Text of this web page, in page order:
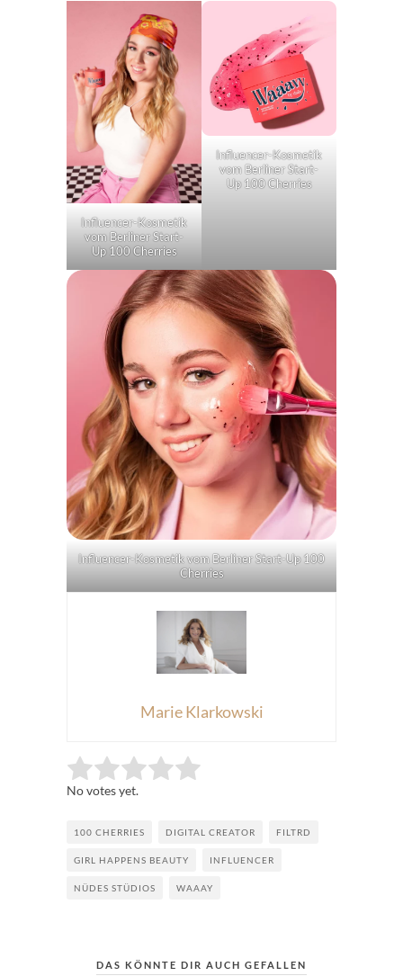
Influencer-Kosmetik
vom Berliner Start-
Up 100 Cherries
Influencer-Kosmetik
vom Berliner Start-
Up 100 Cherries
Influencer-Kosmetik vom Berliner Start-Up 100
Cherries
Marie Klarkowski
Rate this item: Submit Rating
No votes yet.
100 CHERRIES DIGITAL CREATOR FILTRD
GIRL HAPPENS BEAUTY INFLUENCER
NÜDES STÜDIOS WAAAY
DAS KÖNNTE DIR AUCH GEFALLEN